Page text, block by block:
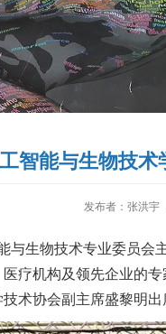
智能与生物技
发布者：张洪宇
生物技术专业委员会
疗机构及领先企业的
术协会副主席盛黎明出